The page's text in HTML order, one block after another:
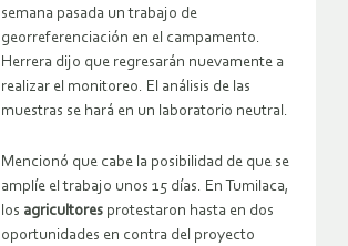
semana pasada un trabajo de
georreferenciación en el campamento.
Herrera dijo que regresarán nuevamente a
realizar el monitoreo. El análisis de las
muestras se hará en un laboratorio neutral.
Mencionó que cabe la posibilidad de que se
amplíe el trabajo unos 15 días. En Tumilaca,
los agricultores protestaron hasta en dos
oportunidades en contra del proyecto